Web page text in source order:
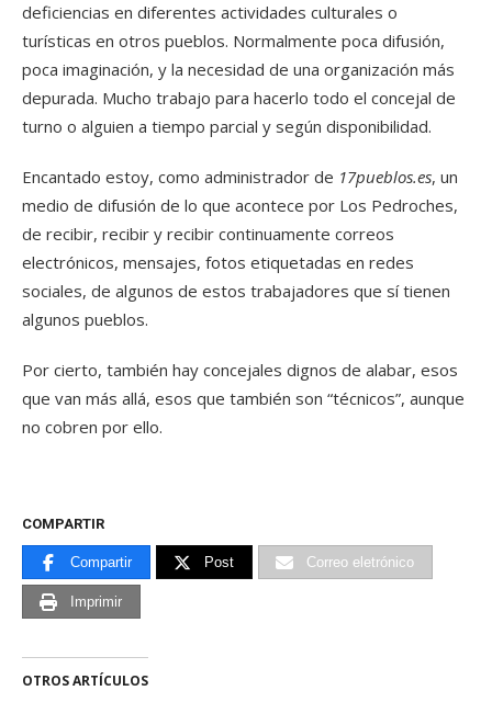
deficiencias en diferentes actividades culturales o
turísticas en otros pueblos. Normalmente poca difusión,
poca imaginación, y la necesidad de una organización más
depurada. Mucho trabajo para hacerlo todo el concejal de
turno o alguien a tiempo parcial y según disponibilidad.
Encantado estoy, como administrador de 17pueblos.es, un
medio de difusión de lo que acontece por Los Pedroches,
de recibir, recibir y recibir continuamente correos
electrónicos, mensajes, fotos etiquetadas en redes
sociales, de algunos de estos trabajadores que sí tienen
algunos pueblos.
Por cierto, también hay concejales dignos de alabar, esos
que van más allá, esos que también son “técnicos”, aunque
no cobren por ello.
COMPARTIR
Compartir Post Correo eletrónico
Imprimir
OTROS ARTÍCULOS